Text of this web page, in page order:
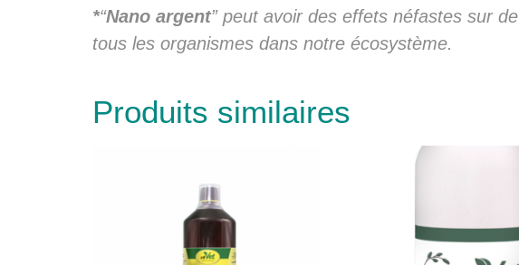
*“Nano argent” peut avoir des effets néfastes sur
tous les organismes dans notre écosystème.
Produits similaires